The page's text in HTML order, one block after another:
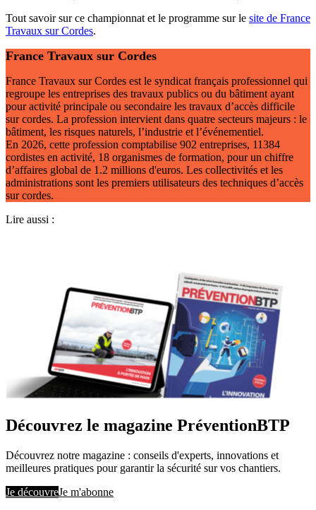
Tout savoir sur ce championnat et le programme sur le site de France
Travaux sur Cordes.
France Travaux sur Cordes
France Travaux sur Cordes est le syndicat français professionnel qui
regroupe les entreprises des travaux publics ou du bâtiment ayant
pour activité principale ou secondaire les travaux d’accès difficile
sur cordes. La profession intervient dans quatre secteurs majeurs : le
bâtiment, les risques naturels, l’industrie et l’événementiel.
En 2026, cette profession comptabilise 902 entreprises, 11384
cordistes en activité, 18 organismes de formation, pour un chiffre
d’affaires global de 1.2 millions d'euros. Les collectivités et les
administrations sont les premiers utilisateurs des techniques d’accès
sur cordes.
Lire aussi :
Découvrez le magazine PréventionBTP
Découvrez notre magazine : conseils d'experts, innovations et
meilleures pratiques pour garantir la sécurité sur vos chantiers.
Je découvreJe m'abonne